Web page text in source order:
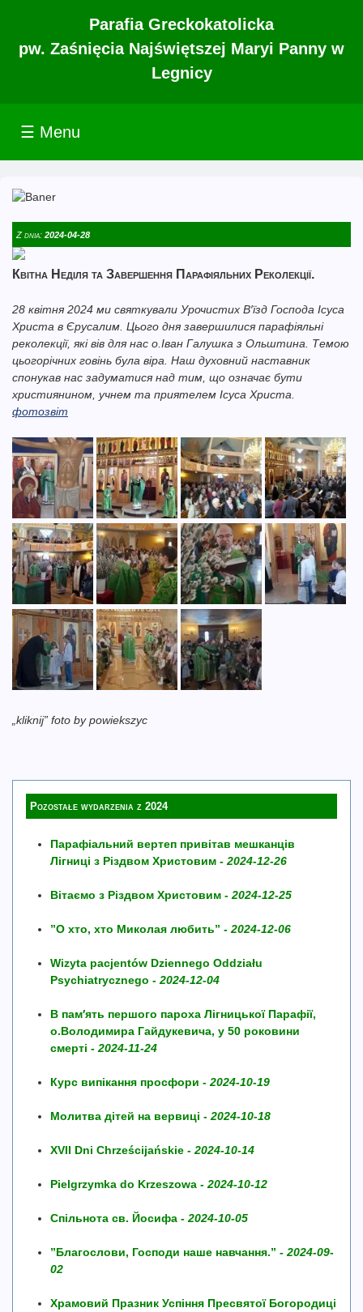
Parafia Greckokatolicka
pw. Zaśnięcia Najświętszej Maryi Panny w
Legnicy
☰ Menu
Z dnia: 2024-04-28
Квітна Неділя та Завершення Парафіяльних Реколекції.
28 квітня 2024 ми святкували Урочистих В′їзд Господа Ісуса
Христа в Єрусалим. Цього дня завершилися парафіяльні
реколекції, які вів для нас о.Іван Галушка з Ольштина. Темою
цьогорічних говінь була віра. Наш духовний наставник
спонукав нас задуматися над тим, що означає бути
християнином, учнем та приятелем Ісуса Христа.
фотозвіт
„kliknij” foto by powiekszyc
Pozostałe wydarzenia z 2024
Парафіальний вертеп привітав мешканців
Лігниці з Різдвом Христовим - 2024-12-26
Вітаємо з Різдвом Христовим - 2024-12-25
”О хто, хто Миколая любить” - 2024-12-06
Wizyta pacjentów Dziennego Oddziału
Psychiatrycznego - 2024-12-04
В пам′ять першого пароха Лігницької Парафії,
о.Володимира Гайдукевича, у 50 роковини
смерті - 2024-11-24
Курс випікання просфори - 2024-10-19
Молитва дітей на вервиці - 2024-10-18
XVII Dni Chrześcijańskie - 2024-10-14
Pielgrzymka do Krzeszowa - 2024-10-12
Спільнота св. Йосифа - 2024-10-05
”Благослови, Господи наше навчання.” - 2024-09-
02
Храмовий Празник Успіння Пресвятої Богородиці